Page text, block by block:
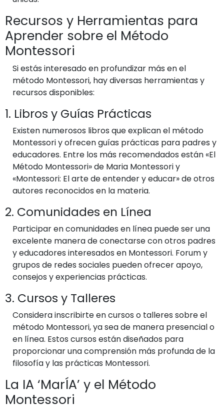
Recursos y Herramientas para
Aprender sobre el Método
Montessori
Si estás interesado en profundizar más en el
método Montessori, hay diversas herramientas y
recursos disponibles:
1. Libros y Guías Prácticas
Existen numerosos libros que explican el método
Montessori y ofrecen guías prácticas para padres y
educadores. Entre los más recomendados están «El
Método Montessori» de Maria Montessori y
«Montessori: El arte de entender y educar» de otros
autores reconocidos en la materia.
2. Comunidades en Línea
Participar en comunidades en línea puede ser una
excelente manera de conectarse con otros padres
y educadores interesados en Montessori. Forum y
grupos de redes sociales pueden ofrecer apoyo,
consejos y experiencias prácticas.
3. Cursos y Talleres
Considera inscribirte en cursos o talleres sobre el
método Montessori, ya sea de manera presencial o
en línea. Estos cursos están diseñados para
proporcionar una comprensión más profunda de la
filosofía y las prácticas Montessori.
La IA ‘MarÍA’ y el Método
Montessori